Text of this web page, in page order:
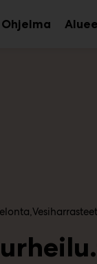
Ohjelma
Vesiharrasteet